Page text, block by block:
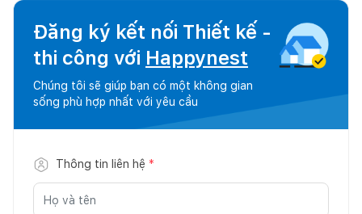
Đăng ký kết nối Thiết kế -
thi công với Happynest
Chúng tôi sẽ giúp bạn có một không gian
sống phù hợp nhất với yêu cầu
Thông tin liên hệ *